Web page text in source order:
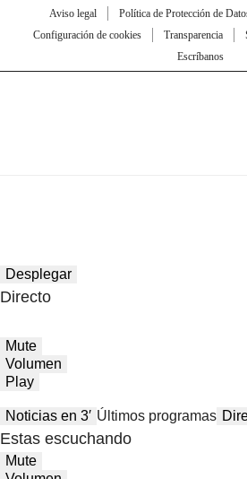
Aviso legal Política de Protección de
Configuración de cookies
Transparencia
Escríbanos
Desplegar
Directo
Mute
Volumen
Play
Noticias en 3′ Últimos programas
Estas escuchando
Mute